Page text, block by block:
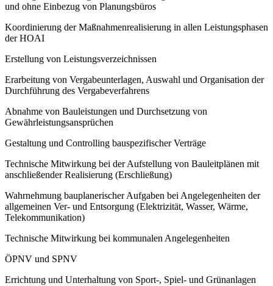
und ohne Einbezug von Planungsbüros
Koordinierung der Maßnahmenrealisierung in allen Leistungsphasen
der HOAI
Erstellung von Leistungsverzeichnissen
Erarbeitung von Vergabeunterlagen, Auswahl und Organisation der
Durchführung des Vergabeverfahrens
Abnahme von Bauleistungen und Durchsetzung von
Gewährleistungsansprüchen
Gestaltung und Controlling bauspezifischer Verträge
Technische Mitwirkung bei der Aufstellung von Bauleitplänen mit
anschließender Realisierung (Erschließung)
Wahrnehmung bauplanerischer Aufgaben bei Angelegenheiten der
allgemeinen Ver- und Entsorgung (Elektrizität, Wasser, Wärme,
Telekommunikation)
Technische Mitwirkung bei kommunalen Angelegenheiten
ÖPNV und SPNV
Errichtung und Unterhaltung von Sport-, Spiel- und Grünanlagen